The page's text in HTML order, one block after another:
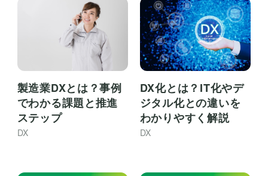
製造業DXとは？事例
でわかる課題と推進
ステップ
DX
DX化とは？IT化やデ
ジタル化との違いを
わかりやすく解説
DX